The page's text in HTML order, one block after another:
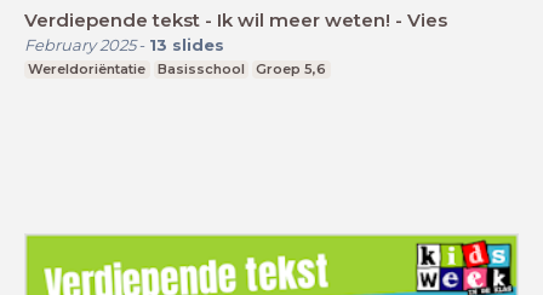
Verdiepende tekst - Ik wil meer weten! - Vies
February 2025- 13 slides
Wereldoriëntatie Basisschool Groep 5,6